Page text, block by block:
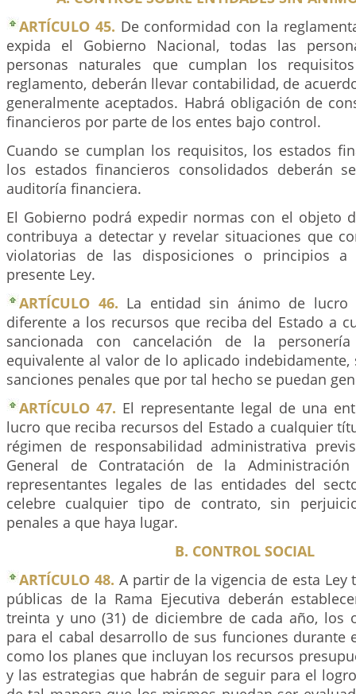
ARTÍCULO 45. De conformidad con la
expida el Gobierno Nacional, todas las
personas naturales que cumplan los
reglamento, deberán llevar contabilidad, de
generalmente aceptados. Habrá obligación de
financieros por parte de los entes bajo control.
Cuando se cumplan los requisitos, los estados
los estados financieros consolidados deberán
auditoría financiera.
El Gobierno podrá expedir normas con el objeto
contribuya a detectar y revelar situaciones que
violatorias de las disposiciones o principios
presente Ley.
ARTÍCULO 46. La entidad sin ánimo de lucro
diferente a los recursos que reciba del Estado a
sancionada con cancelación de la
equivalente al valor de lo aplicado
sanciones penales que por tal hecho se puedan
ARTÍCULO 47. El representante legal de una
lucro que reciba recursos del Estado a cualquier
régimen de responsabilidad administrativa
General de Contratación de la
representantes legales de las entidades del
celebre cualquier tipo de contrato, sin
penales a que haya lugar.
B. CONTROL SOCIAL
ARTÍCULO 48. A partir de la vigencia de esta Ley
públicas de la Rama Ejecutiva deberán
treinta y uno (31) de diciembre de cada año, los
para el cabal desarrollo de sus funciones durante
como los planes que incluyan los recursos
y las estrategias que habrán de seguir para el